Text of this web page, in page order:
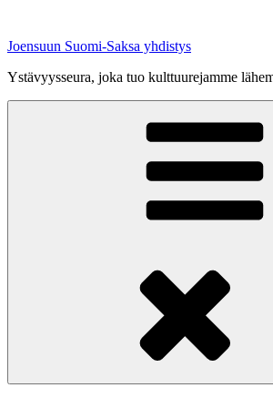
Joensuun Suomi-Saksa yhdistys
Ystävyysseura, joka tuo kulttuurejamme